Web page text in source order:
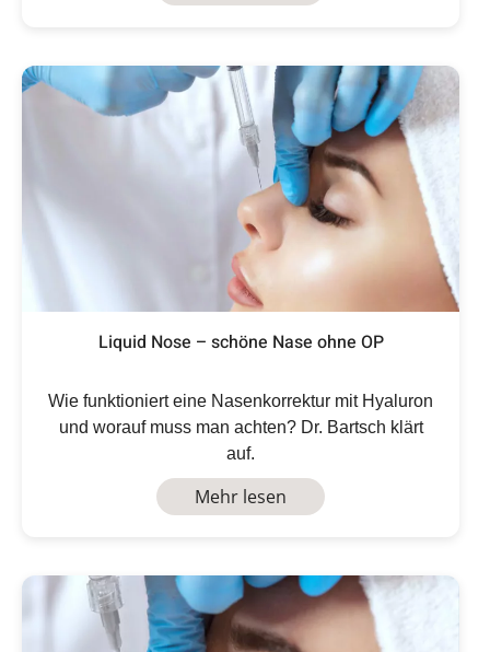
Liquid Nose – schöne Nase ohne OP
Wie funktioniert eine Nasenkorrektur mit Hyaluron
und worauf muss man achten? Dr. Bartsch klärt
auf.
Mehr lesen